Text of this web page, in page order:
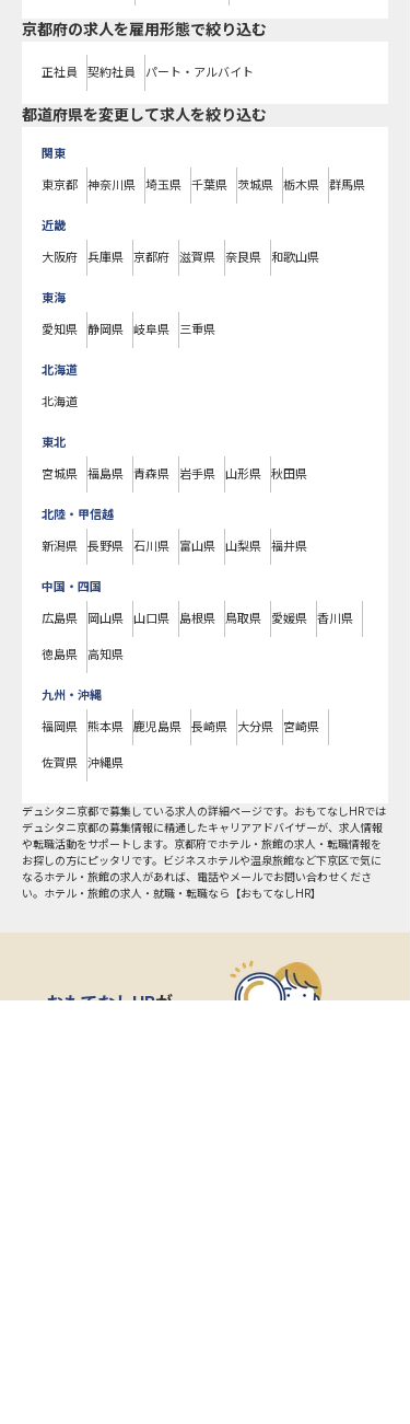
京都府の求人を雇用形態で絞り込む
正社員 契約社員 パート・アルバイト
都道府県を変更して求人を絞り込む
関東
東京都 神奈川県 埼玉県 千葉県 茨城県 栃木県 群馬県
近畿
大阪府 兵庫県 京都府 滋賀県 奈良県 和歌山県
東海
愛知県 静岡県 岐阜県 三重県
北海道
北海道
東北
宮城県 福島県 青森県 岩手県 山形県 秋田県
北陸・甲信越
新潟県 長野県 石川県 富山県 山梨県 福井県
中国・四国
広島県 岡山県 山口県 島根県 鳥取県 愛媛県 香川県
徳島県 高知県
九州・沖縄
福岡県 熊本県 鹿児島県 長崎県 大分県 宮崎県
佐賀県 沖縄県
デュシタニ京都で募集している求人の詳細ページです。おもてなしHRでは
デュシタニ京都の募集情報に精通したキャリアアドバイザーが、求人情報
や転職活動をサポートします。京都府でホテル・旅館の求人・転職情報を
お探しの方にピッタリです。ビジネスホテルや温泉旅館など下京区で気に
なるホテル・旅館の求人があれば、電話やメールでお問い合わせくださ
い。ホテル・旅館の求人・就職・転職なら【おもてなしHR】
おもてなしHRが